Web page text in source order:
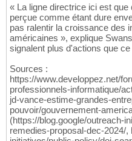
« La ligne directrice ici est
perçue comme étant dure
pas ralentir la croissance des
américaines », explique
signalent plus d'actions que
Sources :
https://www.developpez.net/
professionnels-informatique/
jd-vance-estime-grandes-
pouvoir/gouvernement-
(https://blog.google/outreach-
remedies-proposal-dec-2024/